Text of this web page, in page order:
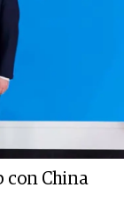
con China